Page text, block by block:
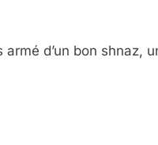
d’un bon shnaz,